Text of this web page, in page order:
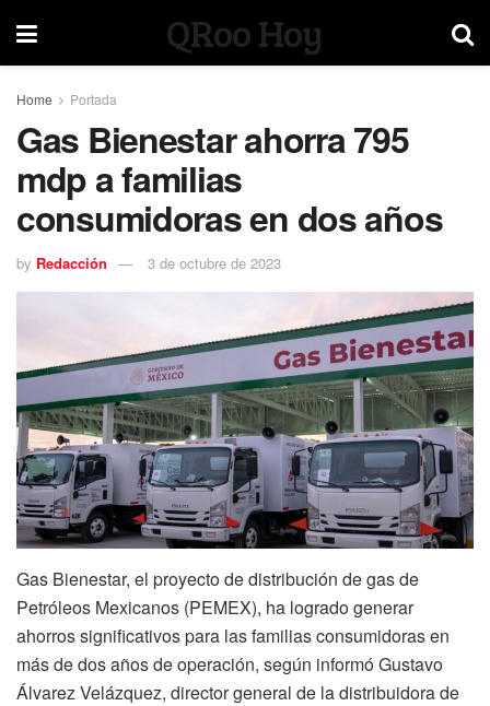
QRoo Hoy
Home Portada
Gas Bienestar ahorra 795
mdp a familias
consumidoras en dos años
by Redacción 3 de octubre de 2023
Gas Bienestar, el proyecto de distribución de gas de
Petróleos Mexicanos (PEMEX), ha logrado generar
ahorros significativos para las familias consumidoras en
más de dos años de operación, según informó Gustavo
Álvarez Velázquez, director general de la distribuidora de